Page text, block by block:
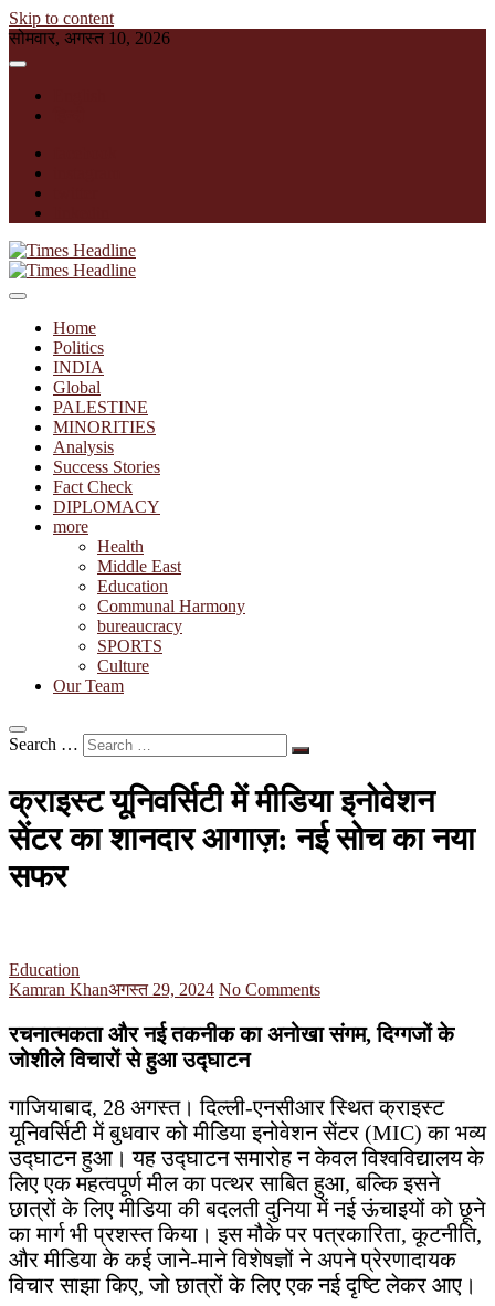
Skip to content
सोमवार, अगस्त 10, 2026
Times Headline
Home
Politics
INDIA
Global
PALESTINE
MINORITIES
Analysis
Success Stories
Fact Check
DIPLOMACY
more
Health
Middle East
Education
Communal Harmony
bureaucracy
SPORTS
Culture
Our Team
Search …
क्राइस्ट यूनिवर्सिटी में मीडिया इनोवेशन
सेंटर का शानदार आगाज़: नई सोच का नया
सफर
Education
Kamran Khanअगस्त 29, 2024 No Comments
रचनात्मकता और नई तकनीक का अनोखा संगम, दिग्गजों के
जोशीले विचारों से हुआ उद्घाटन
गाजियाबाद, 28 अगस्त। दिल्ली-एनसीआर स्थित क्राइस्ट
यूनिवर्सिटी में बुधवार को मीडिया इनोवेशन सेंटर (MIC) का भव्य
उद्घाटन हुआ। यह उद्घाटन समारोह न केवल विश्वविद्यालय के
लिए एक महत्वपूर्ण मील का पत्थर साबित हुआ, बल्कि इसने
छात्रों के लिए मीडिया की बदलती दुनिया में नई ऊंचाइयों को छूने
का मार्ग भी प्रशस्त किया। इस मौके पर पत्रकारिता, कूटनीति,
और मीडिया के कई जाने-माने विशेषज्ञों ने अपने प्रेरणादायक
विचार साझा किए, जो छात्रों के लिए एक नई दृष्टि लेकर आए।